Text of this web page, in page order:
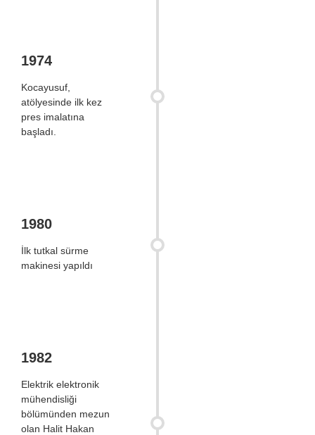
1974
Kocayusuf,
atölyesinde ilk kez
pres imalatına
başladı.
1980
İlk tutkal sürme
makinesi yapıldı
1982
Elektrik elektronik
mühendisliği
bölümünden mezun
olan Halit Hakan